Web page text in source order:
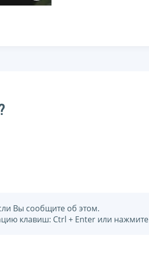
Вы сообщите об этом.
клавиш: Ctrl + Enter или нажмите